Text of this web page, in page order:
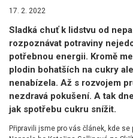
17. 2. 2022
Sladká chuť k lidstvu od
rozpoznávat potraviny
potřebnou energii. Kromě
plodin bohatších na cukry
nenabízela. Až s rozvojem
nezdravá pokušení. A tak
jak spotřebu cukru snížit.
Připravili jsme pro vás článek, kde